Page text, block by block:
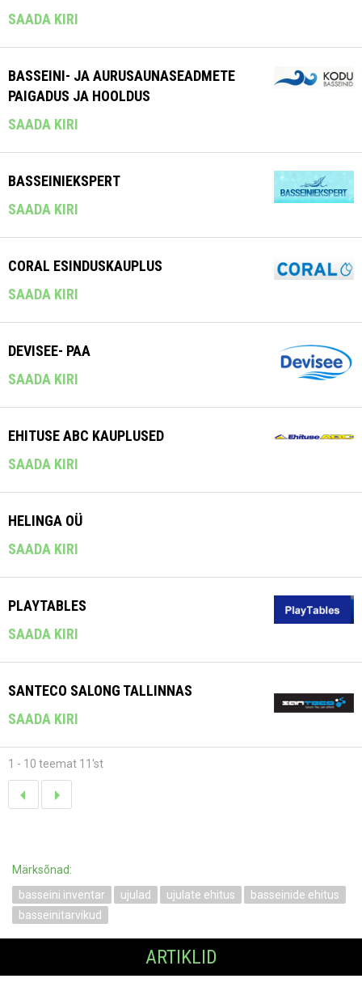
SAADA KIRI
BASSEINI- JA AURUSAUNASEADMETE
PAIGADUS JA HOOLDUS
SAADA KIRI
BASSEINIEKSPERT
SAADA KIRI
CORAL ESINDUSKAUPLUS
SAADA KIRI
DEVISEE- PAA
SAADA KIRI
EHITUSE ABC KAUPLUSED
SAADA KIRI
HELINGA OÜ
SAADA KIRI
PLAYTABLES
SAADA KIRI
SANTECO SALONG TALLINNAS
SAADA KIRI
1 - 10 teemat 11'st
Märksõnad:
basseini inventar
ujulad ujulate ehitus
basseinide ehitus
basseinitarvikud
ARTIKLID